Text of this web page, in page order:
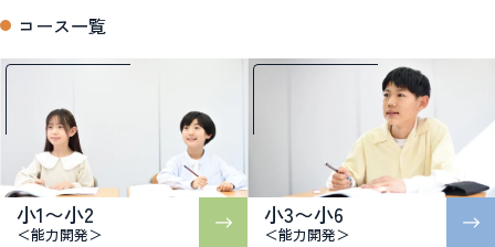
コース一覧
小1〜小2
＜能力開発＞
小3〜小6
＜能力開発＞